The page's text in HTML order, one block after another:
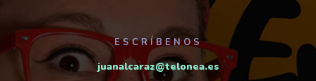
ESCRÍBENOS
juanalcaraz@telonea.es